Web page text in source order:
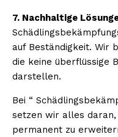
7. Nachhaltige
auf Beständigkeit. Wir
die keine überflüssige
darstellen.
Bei “
setzen wir alles daran,
permanent zu